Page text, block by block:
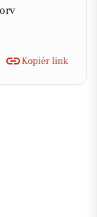
Kopiér link